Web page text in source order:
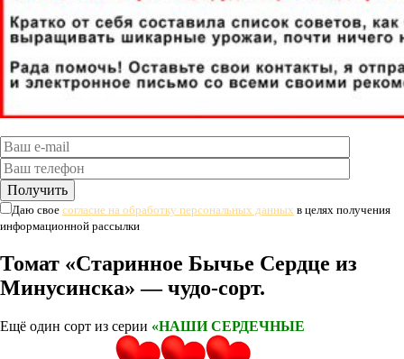
Даю свое согласие на обработку персональных данных в целях получения
информационной рассылки
Томат «Старинное Бычье Сердце из
Минусинска» — чудо-сорт.
Ещё один сорт из серии «НАШИ СЕРДЕЧНЫЕ